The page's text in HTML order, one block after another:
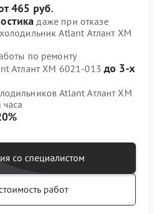
465 руб.
даже при отказе
Atlant Атлант ХМ
по ремонту
Атлант ХМ 6021-013 до 3-х
Atlant Атлант ХМ
со специалистом
работ